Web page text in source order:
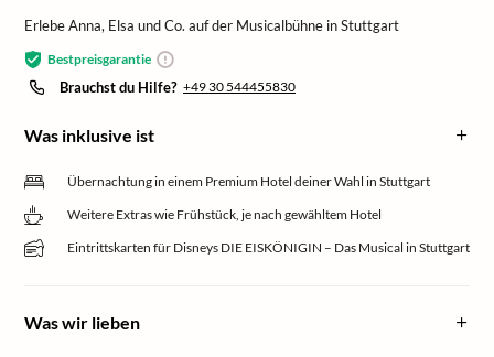
Erlebe Anna, Elsa und Co. auf der Musicalbühne in Stuttgart
Bestpreisgarantie
Brauchst du Hilfe? +49 30 544455830
Was inklusive ist
Übernachtung in einem Premium Hotel deiner Wahl in Stuttgart
Weitere Extras wie Frühstück, je nach gewähltem Hotel
Eintrittskarten für Disneys DIE EISKÖNIGIN – Das Musical in Stuttgart
Was wir lieben